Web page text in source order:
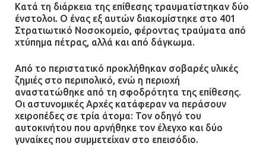
Κατά τη διάρκεια της επίθεσης τραυματίστηκαν δύο
ένστολοι. Ο ένας εξ αυτών διακομίστηκε στο 401
Στρατιωτικό Νοσοκομείο, φέροντας τραύματα από
χτύπημα πέτρας, αλλά και από δάγκωμα.
Από το περιστατικό προκλήθηκαν σοβαρές υλικές
ζημιές στο περιπολικό, ενώ η περιοχή
αναστατώθηκε από τη σφοδρότητα της επίθεσης.
Οι αστυνομικές Αρχές κατάφεραν να περάσουν
χειροπέδες σε τρία άτομα: Τον οδηγό του
αυτοκινήτου που αρνήθηκε τον έλεγχο και δύο
γυναίκες που συμμετείχαν στο επεισόδιο.